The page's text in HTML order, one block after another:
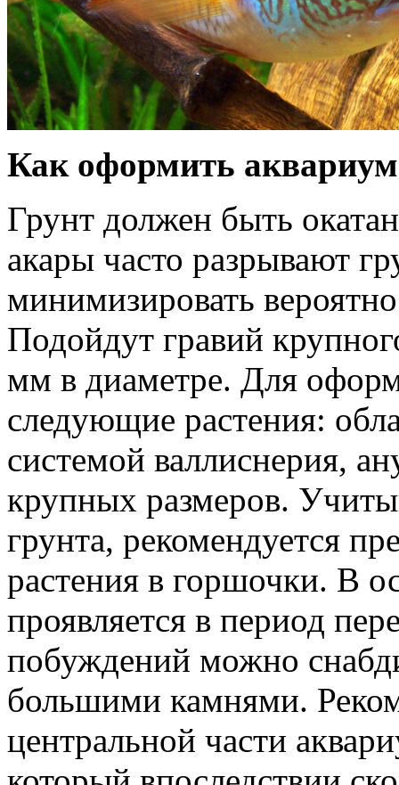
Как оформить
Грунт должен быть
акары часто разрывают
минимизировать
Подойдут гравий
мм в диаметре. Для
следующие растения:
системой валлиснерия,
крупных размеров.
грунта, рекомендуется
растения в горшочки. В
проявляется в период
побуждений можно
большими камнями.
центральной части